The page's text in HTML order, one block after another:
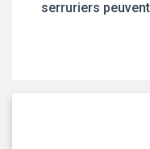
serruriers